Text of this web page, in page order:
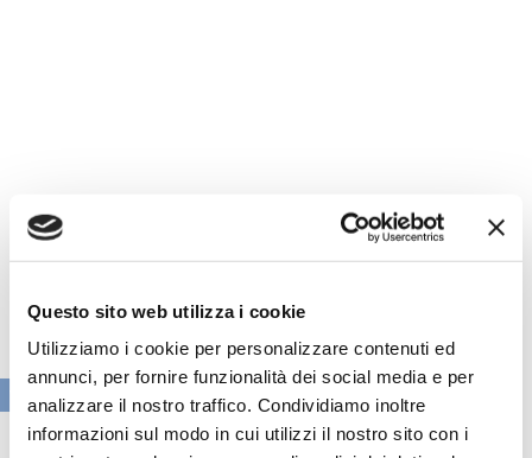
Questo sito web utilizza i cookie
Utilizziamo i cookie per personalizzare contenuti ed
annunci, per fornire funzionalità dei social media e per
analizzare il nostro traffico. Condividiamo inoltre
informazioni sul modo in cui utilizzi il nostro sito con i
VAI ALLA SEZIONE BANCHE NEWS